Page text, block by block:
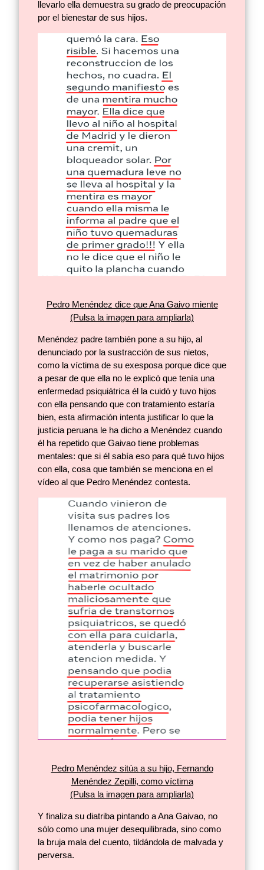
llevarlo ella demuestra su grado de preocupación
por el bienestar de sus hijos.
Pedro Menéndez dice que Ana Gaivo miente
(Pulsa la imagen para ampliarla)
Menéndez padre también pone a su hijo, al
denunciado por la sustracción de sus nietos,
como la víctima de su exesposa porque dice que
a pesar de que ella no le explicó que tenía una
enfermedad psiquiátrica él la cuidó y tuvo hijos
con ella pensando que con tratamiento estaría
bien, esta afirmación intenta justificar lo que la
justicia peruana le ha dicho a Menéndez cuando
él ha repetido que Gaivao tiene problemas
mentales: que si él sabía eso para qué tuvo hijos
con ella, cosa que también se menciona en el
vídeo al que Pedro Menéndez contesta.
Pedro Menéndez sitúa a su hijo, Fernando
Menéndez Zepilli, como víctima
(Pulsa la imagen para ampliarla)
Y finaliza su diatriba pintando a Ana Gaivao, no
sólo como una mujer desequilibrada, sino como
la bruja mala del cuento, tildándola de malvada y
perversa.